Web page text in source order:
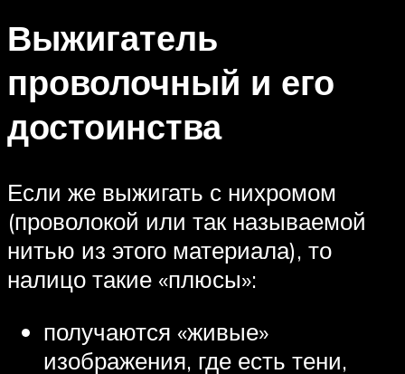
Выжигатель
проволочный и его
достоинства
Если же выжигать с нихромом
(проволокой или так называемой
нитью из этого материала), то
налицо такие «плюсы»:
получаются «живые»
изображения, где есть тени,